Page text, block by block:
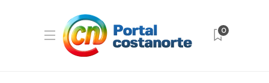
0